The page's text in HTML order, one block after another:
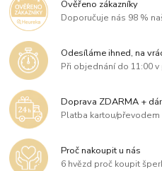
Ověřeno zákazníky
Doporučuje nás 98 %
Odesíláme ihned, na
Při objednání do 11:00
Doprava ZDARMA +
Platba kartou/převodem
Proč nakoupit u nás
6 hvězd proč koupit